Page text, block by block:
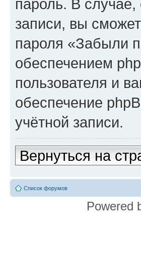
пароль. В
записи, вы
пароля «Забыли
обеспечением
пользователя и
обеспечение
учётной записи.
Вернуться на
Список форумов
Powered